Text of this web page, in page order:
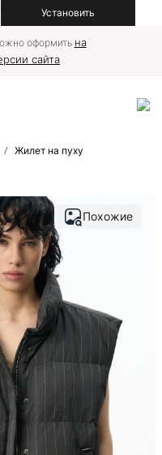
Установить
оформить на
сайта
/ Жилет на пуху
Похожие